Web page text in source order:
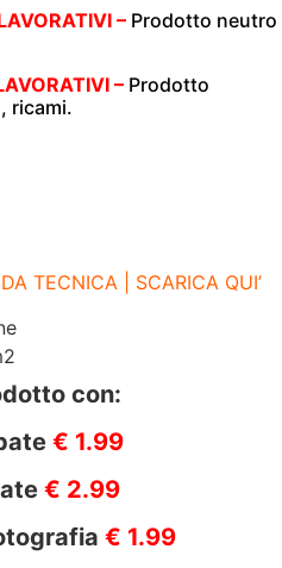
– Prodotto neutro
– Prodotto
ricami.
TECNICA | SCARICA QUI’
con:
€ 1.99
€ 2.99
€ 1.99